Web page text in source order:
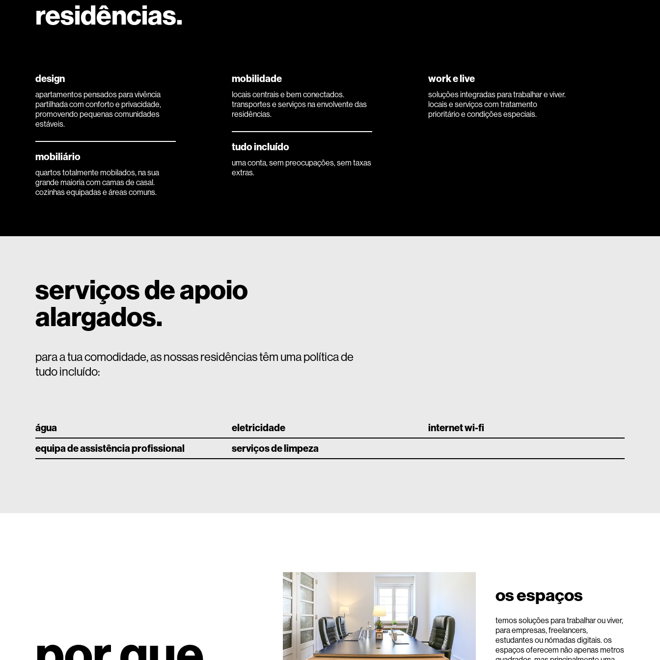
residências.
design
apartamentos pensados para vivência
partilhada com conforto e privacidade,
promovendo pequenas comunidades
estáveis.
mobiliário
quartos totalmente mobilados, na sua
grande maioria com camas de casal.
cozinhas equipadas e áreas comuns.
mobilidade
locais centrais e bem conectados.
transportes e serviços na envolvente das
residências.
tudo incluído
uma conta, sem preocupações, sem taxas
extras.
work e live
soluções integradas para trabalhar e viver.
locais e serviços com tratamento
prioritário e condições especiais.
serviços de apoio
alargados.
para a tua comodidade, as nossas residências têm uma política de
tudo incluído:
água eletricidade
internet wi-fi
equipa de assistência profissional
serviços de limpeza
os espaços
temos soluções para trabalhar ou viver,
para empresas, freelancers,
estudantes ou nómadas digitais. os
espaços oferecem não apenas metros